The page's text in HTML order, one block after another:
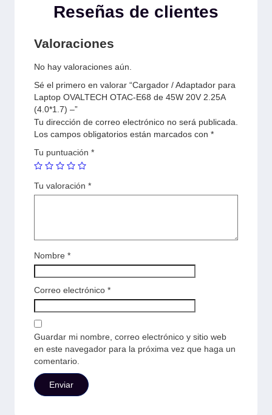
Reseñas de clientes
Valoraciones
No hay valoraciones aún.
Sé el primero en valorar “Cargador / Adaptador para
Laptop OVALTECH OTAC-E68 de 45W 20V 2.25A
(4.0*1.7) –”
Tu dirección de correo electrónico no será publicada.
Los campos obligatorios están marcados con *
Tu puntuación *
Tu valoración *
Nombre *
Correo electrónico *
Guardar mi nombre, correo electrónico y sitio web
en este navegador para la próxima vez que haga un
comentario.